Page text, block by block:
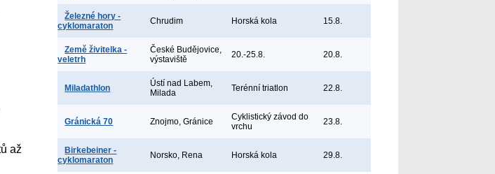
až
Železné hory -
cyklomaraton
Chrudim Horská kola 15.8.
Země živitelka -
veletrh
České Budějovice,
výstaviště
20.-25.8. 20.8.
Miladathlon
Ústí nad Labem,
Milada
Terénní triatlon 22.8.
Gránická 70 Znojmo, Gránice
Cyklistický závod do
vrchu
23.8.
Birkebeiner -
cyklomaraton
Norsko, Rena Horská kola 29.8.